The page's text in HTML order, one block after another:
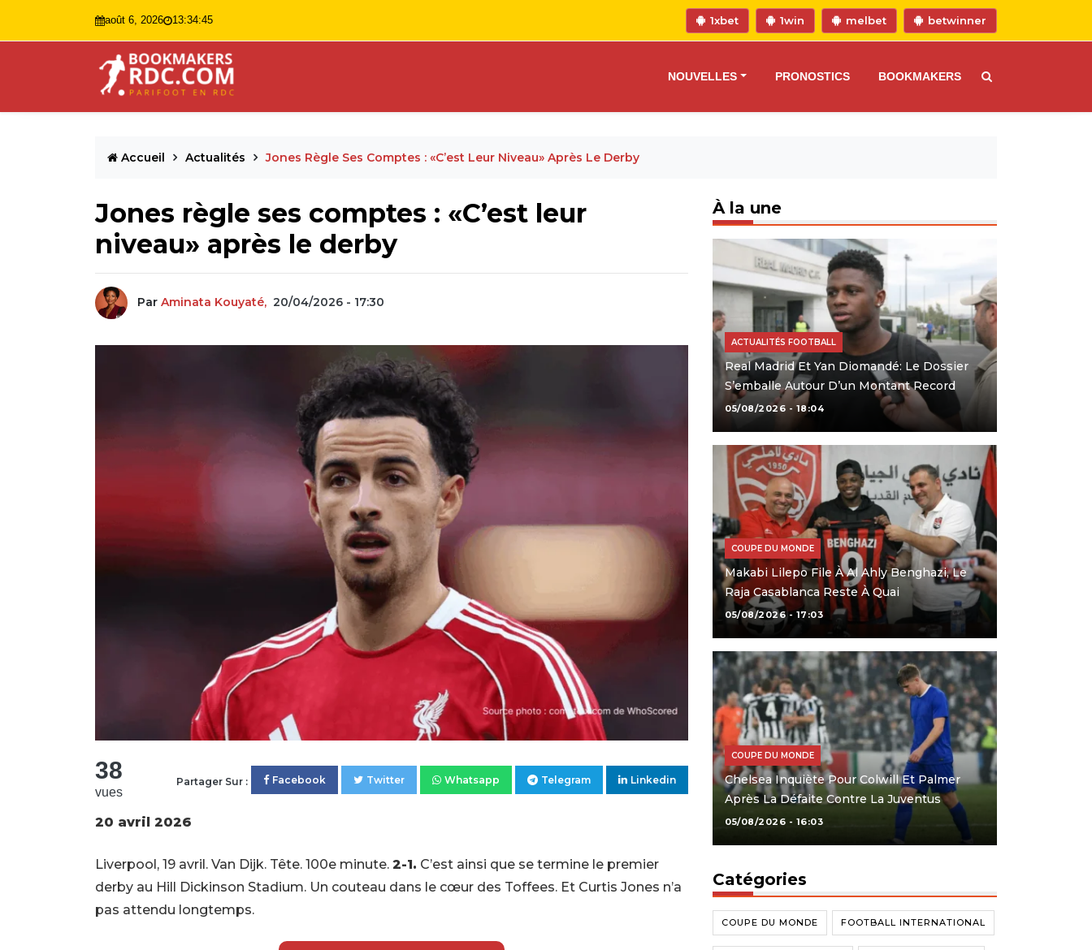
août 6, 2026 13:34:46 1xbet 1win melbet betwinner
NOUVELLES PRONOSTICS BOOKMAKERS
Accueil Actualités Jones Règle Ses Comptes : «C’est Leur Niveau» Après Le Derby
Jones règle ses comptes : «C’est leur
niveau» après le derby
Par Aminata Kouyaté, 20/04/2026 - 17:30
38
vues
Partager Sur : Facebook Twitter Whatsapp Telegram Linkedin
20 avril 2026
Liverpool, 19 avril. Van Dijk. Tête. 100e minute. 2-1. C’est ainsi que se termine le premier
derby au Hill Dickinson Stadium. Un couteau dans le cœur des Toffees. Et Curtis Jones n’a
pas attendu longtemps.
À la une
ACTUALITÉS FOOTBALL
Real Madrid Et Yan Diomandé: Le Dossier
S’emballe Autour D’un Montant Record
05/08/2026 - 18:04
COUPE DU MONDE
Makabi Lilepo File À Al Ahly Benghazi, Le
Raja Casablanca Reste À Quai
05/08/2026 - 17:03
COUPE DU MONDE
Chelsea Inquiète Pour Colwill Et Palmer
Après La Défaite Contre La Juventus
05/08/2026 - 16:03
Catégories
COUPE DU MONDE FOOTBALL INTERNATIONAL